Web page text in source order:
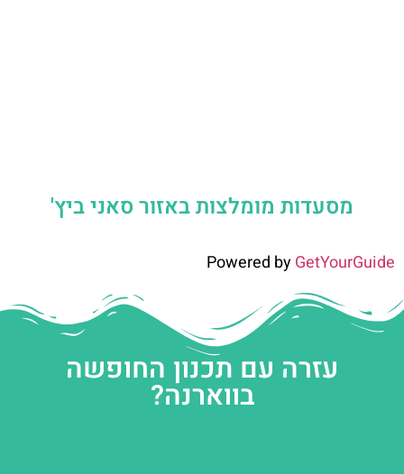
מסעדות מומלצות באזור סאני ביץ'
Powered byGetYourGuide
עזרה עם תכנון החופשה
בווארנה?